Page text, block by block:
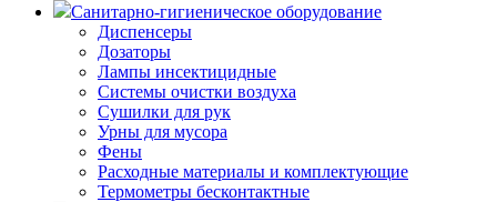
Санитарно-гигиеническое оборудование
Диспенсеры
Дозаторы
Лампы инсектицидные
Системы очистки воздуха
Сушилки для рук
Урны для мусора
Фены
Расходные материалы и комплектующие
Термометры бесконтактные